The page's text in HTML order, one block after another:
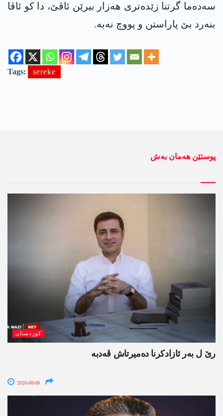
سەدەما گرتنا زێدەتری ھەزار بیرێن ئاڤێ، دا کو ئاڤا
بنەرد بێ پاراستن و پووچ نەبە.
Tags: sereke
پوستێن ھەمان بەش
کوردستان
رێ ل بەر ئازادکرنا دەمیرتاش ڤەدبە
2026-08-08